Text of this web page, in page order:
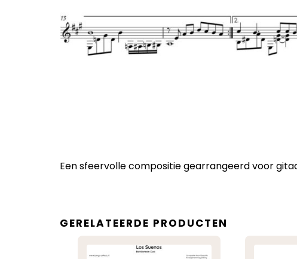
Een sfeervolle compositie gearrangeerd voor
GERELATEERDE PRODUCTEN